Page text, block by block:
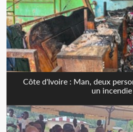
Côte d'Ivoire : Man, deux
un incendie